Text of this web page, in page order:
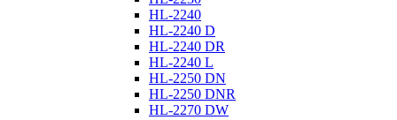
HL-2240
HL-2240 D
HL-2240 DR
HL-2240 L
HL-2250 DN
HL-2250 DNR
HL-2270 DW